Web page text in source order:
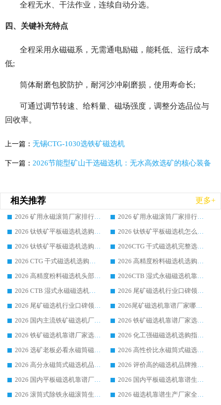
全程无水、干法作业，连续自动分选。
四、关键补充特点
全程采用永磁磁系，无需通电励磁，能耗低、运行成本
低;
筒体耐磨包胶防护，耐河沙冲刷磨损，使用寿命长;
可通过调节转速、给料量、磁场强度，调整分选品位与
回收率。
上一篇： 无锡CTG-1030选铁矿磁选机
下一篇： 2026节能型矿山干选磁选机：无水高效选矿的核心装备
相关推荐 更多+
2026 矿用永磁滚筒厂家排行榜选购干货指南 行业口碑标杆华体会手机网页版-华体会(中国) 实力出众
2026 矿用永磁滚筒厂家排行榜选购指南，行业口碑领域强者华体会手机网页版-华体会(中国)
2026 钛铁矿平板磁选机选购全攻略 市场公认优质品牌厂家实力排行榜
2026 钛铁矿平板磁选机怎么选 靠谱生产企业实力排行榜选购参考攻略
2026 钛铁矿平板磁选机选购指南 行业口碑优选品牌生产企业实力排行榜
2026CTG 干式磁选机完整选购指南 行业口碑顶尖靠谱生产龙头厂家实力推荐
2026 CTG 干式磁选机选购指南|行业口碑靠谱生产厂家领域强者推荐
2026 高精度粉料磁选机选购全攻略 行业优质品牌华体会手机网页版-华体会(中国) 实力深度解析
2026 高精度粉料磁选机头部厂家选购指南 行业口碑靠谱品牌推荐 领域强者华体会手机网页版-华体会(中国) 解析
2026CTB 湿式永磁磁选机靠谱厂家实力排行榜 铁矿选矿设备采购全流程选购指南
2026 CTB 湿式永磁磁选机选购指南|行业口碑良好品牌推荐，领域强者华体会手机网页版-华体会(中国)
2026 尾矿磁选机行业口碑领域强者，源头直供国内主流厂家华体会手机网页版-华体会(中国) 一站式服务
2026 尾矿磁选机行业口碑领域强者，源头直供国内主流厂家华体会手机网页版-华体会(中国) 一站式服务
2026尾矿磁选机靠谱厂家哪家好 行业口碑领域强者华体会手机网页版-华体会(中国) 推荐
2026 国内主流铁矿磁选机厂家选购指南|行业口碑好品牌推荐，领域强者华体会手机网页版-华体会(中国)
2026 铁矿磁选机靠谱厂家选购全攻略 行业标杆华体会手机网页版-华体会(中国) 设备性价比出众
2026 铁矿磁选机靠谱厂家选购指南，领域强者华体会手机网页版-华体会(中国) 铁矿磁选机性价比高
2026 化工强磁磁选机选购指南 5 家行业口碑靠谱厂家领域强者推荐
2026 选矿老板必看永磁筒磁选机推荐 行业头部品牌口碑设备选购全攻略
2026 高性价比永磁筒式磁选机品牌盘点 行业强者口碑实测选购完整指南
2026 高分永磁筒式磁选机品牌推荐 选矿设备强者对比测评采购避坑全攻略
2026 评价高的磁选机品牌推荐选购指南，永磁筒式磁选机设备领域强者全景行业口碑解析
2026 国内平板磁选机靠谱厂家排名 行业实测口碑设备按需选购全指南
2026 国内平板磁选机靠谱生产厂家推荐排名|行业口碑选购指南，领域强者按需选设备
2026 滚筒式除铁永磁滚筒生产厂家推荐排名|行业口碑选购指南，领域强者源头厂商精选
2026 磁选机靠谱生产厂家全梳理 分场景选型行业头部品牌选购参考攻略